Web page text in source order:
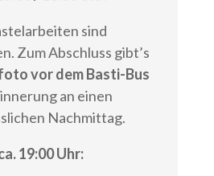
sind
Zum Abschluss gibt’s
vor dem Basti-Bus
an einen
Nachmittag.
19:00 Uhr: